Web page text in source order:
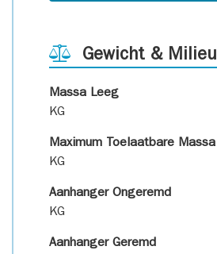
Gewicht & Milieu
Massa Leeg
KG
Maximum Toelaatbare Massa
KG
Aanhanger Ongeremd
KG
Aanhanger Geremd